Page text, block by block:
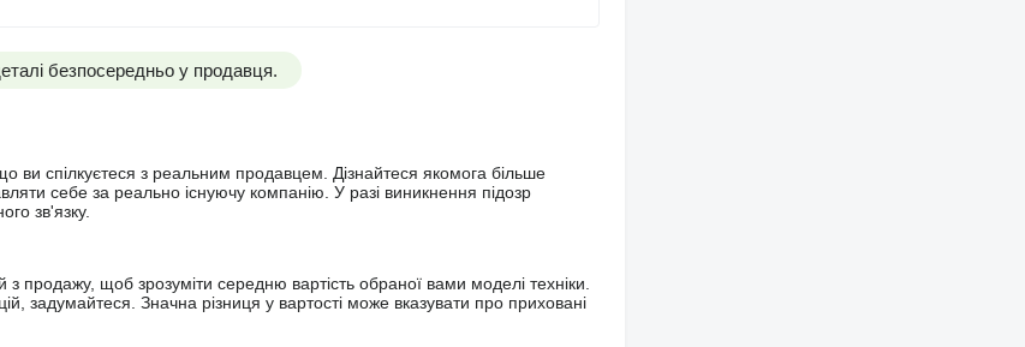
безпосередньо у продавця.
ви спілкуєтеся з реальним продавцем. Дізнайтеся якомога більше
себе за реально існуючу компанію. У разі виникнення підозр
зв'язку.
продажу, щоб зрозуміти середню вартість обраної вами моделі техніки.
задумайтеся. Значна різниця у вартості може вказувати про приховані